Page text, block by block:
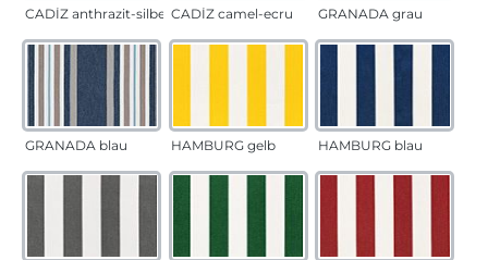
CADÍZ anthrazit-silber CADÍZ camel-ecru GRANADA grau
GRANADA blau HAMBURG gelb HAMBURG blau